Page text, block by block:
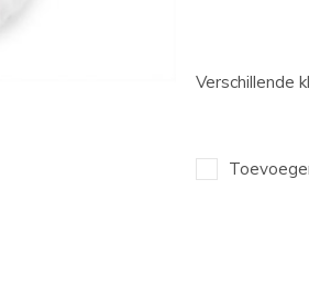
Verschillende